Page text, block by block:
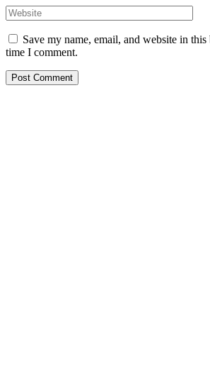
Save my name, email, and website in
time I comment.